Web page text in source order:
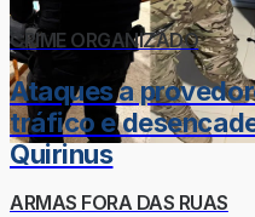
CRIME ORGANIZADO
Ataques a
tráfico e
Quirinus
ARMAS FORA DAS RUAS